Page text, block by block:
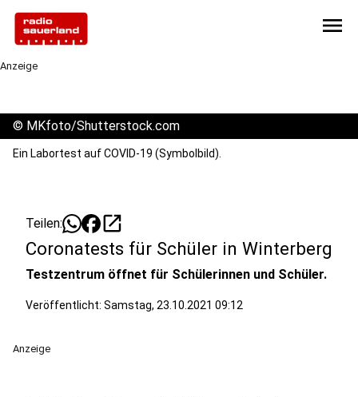
menu
Anzeige
© MKfoto/Shutterstock.com
Ein Labortest auf COVID-19 (Symbolbild).
Teilen: open_in_new
Coronatests für Schüler in Winterberg
Testzentrum öffnet für Schülerinnen und Schüler.
Veröffentlicht: Samstag, 23.10.2021 09:12
Anzeige